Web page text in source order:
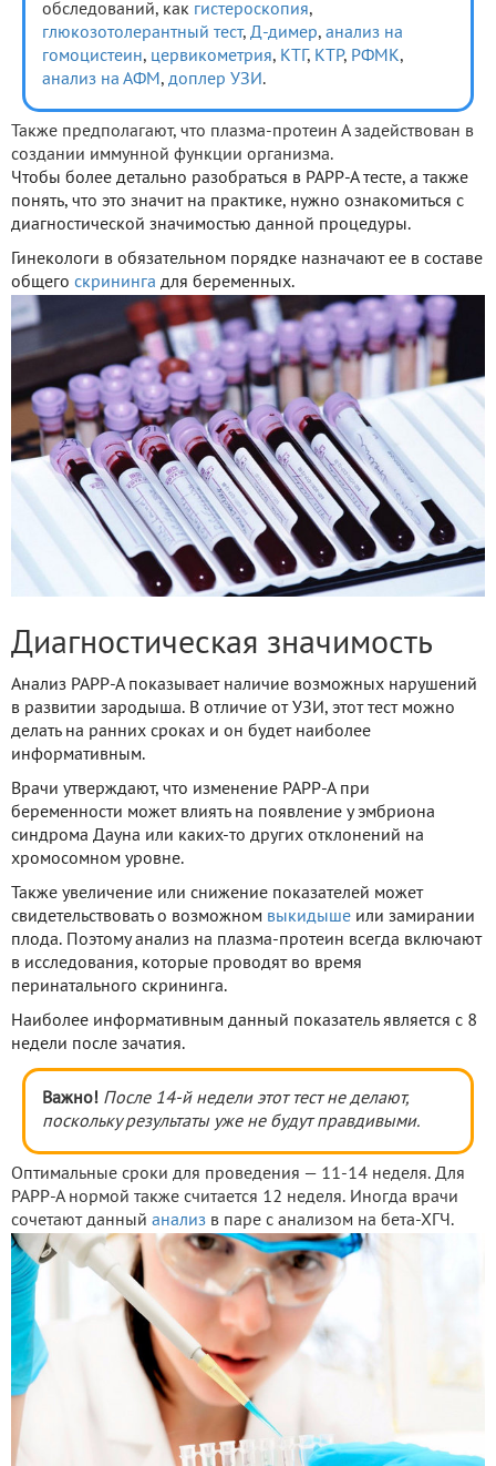
обследований, как гистероскопия,
глюкозотолерантный тест, Д-димер, анализ на
гомоцистеин, цервикометрия, КТГ , КТР, РФМК ,
анализ на АФМ , доплер УЗИ .
Также предполагают, что плазма-протеин А задействован в
создании иммунной функции организма.
Чтобы более детально разобраться в РАРР-А тесте, а также
понять, что это значит на практике, нужно ознакомиться с
диагностической значимостью данной процедуры.
Гинекологи в обязательном порядке назначают ее в составе
общего скрининга для беременных.
Диагностическая значимость
Анализ РАРР-А показывает наличие возможных нарушений
в развитии зародыша. В отличие от УЗИ, этот тест можно
делать на ранних сроках и он будет наиболее
информативным.
Врачи утверждают, что изменение РАРР-А при
беременности может влиять на появление у эмбриона
синдрома Дауна или каких-то других отклонений на
хромосомном уровне.
Также увеличение или снижение показателей может
свидетельствовать о возможном выкидыше или замирании
плода. Поэтому анализ на плазма-протеин всегда включают
в исследования, которые проводят во время
перинатального скрининга.
Наиболее информативным данный показатель является с 8
недели после зачатия.
Важно! После 14-й недели этот тест не делают,
поскольку результаты уже не будут правдивыми.
Оптимальные сроки для проведения — 11-14 неделя. Для
РАРР-А нормой также считается 12 неделя. Иногда врачи
сочетают данный анализ в паре с анализом на бета-ХГЧ.